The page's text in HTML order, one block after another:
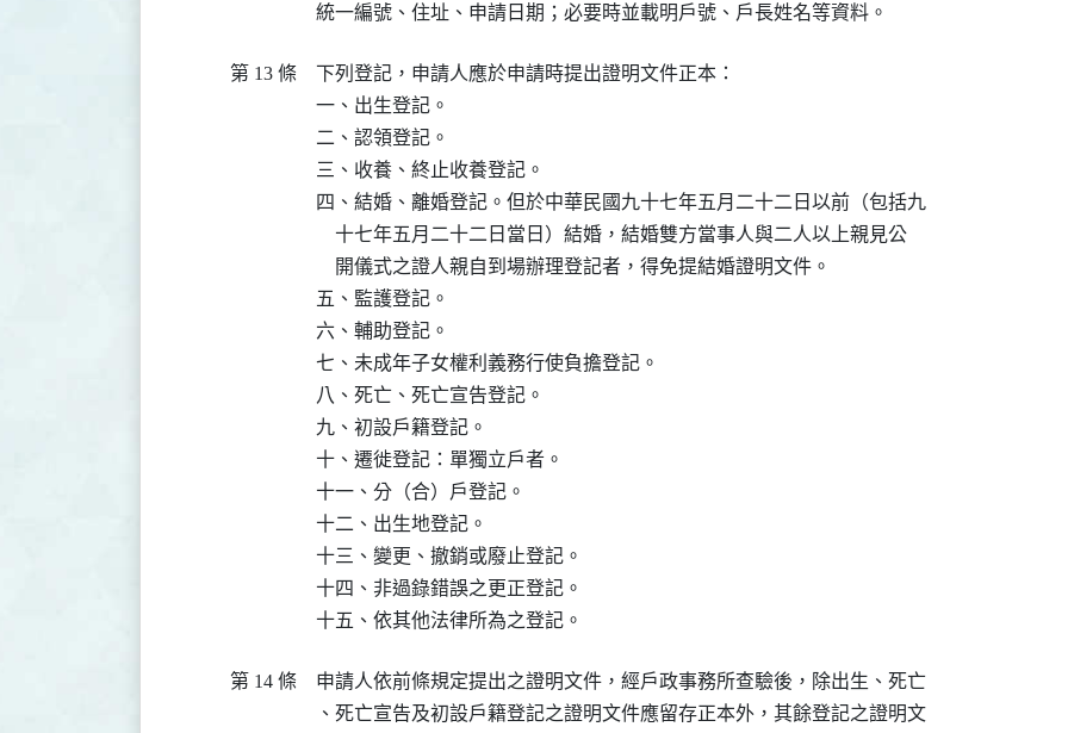
統一編號、住址、申請日期；必要時並載明戶號、戶長姓名等資料。
第 13 條
下列登記，申請人應於申請時提出證明文件正本：
一、出生登記。
二、認領登記。
三、收養、終止收養登記。
四、結婚、離婚登記。但於中華民國九十七年五月二十二日以前（包括九
    十七年五月二十二日當日）結婚，結婚雙方當事人與二人以上親見公
    開儀式之證人親自到場辦理登記者，得免提結婚證明文件。
五、監護登記。
六、輔助登記。
七、未成年子女權利義務行使負擔登記。
八、死亡、死亡宣告登記。
九、初設戶籍登記。
十、遷徙登記：單獨立戶者。
十一、分（合）戶登記。
十二、出生地登記。
十三、變更、撤銷或廢止登記。
十四、非過錄錯誤之更正登記。
十五、依其他法律所為之登記。
第 14 條
申請人依前條規定提出之證明文件，經戶政事務所查驗後，除出生、死亡
、死亡宣告及初設戶籍登記之證明文件應留存正本外，其餘登記之證明文